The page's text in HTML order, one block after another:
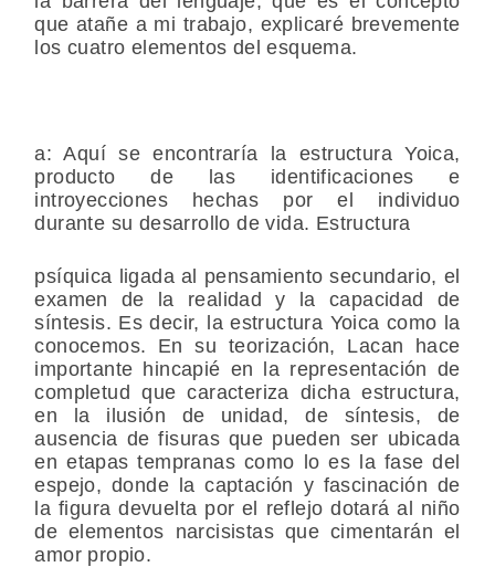
que atañe a mi trabajo, explicaré brevemente
los cuatro elementos del esquema.
a: Aquí se encontraría la estructura Yoica,
producto de las identificaciones e
introyecciones hechas por el individuo
durante su desarrollo de vida. Estructura
psíquica ligada al pensamiento secundario, el
examen de la realidad y la capacidad de
síntesis. Es decir, la estructura Yoica como la
conocemos. En su teorización, Lacan hace
importante hincapié en la representación de
completud que caracteriza dicha estructura,
en la ilusión de unidad, de síntesis, de
ausencia de fisuras que pueden ser ubicada
en etapas tempranas como lo es la fase del
espejo, donde la captación y fascinación de
la figura devuelta por el reflejo dotará al niño
de elementos narcisistas que cimentarán el
amor propio.